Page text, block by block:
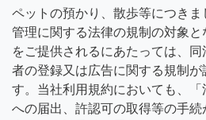
ペットの預かり、散歩等につき
管理に関する法律の規制の対象
をご提供されるにあたっては、
者の登録又は広告に関する規制が
す。当社利用規約においても、
への届出、許認可の取得等の手